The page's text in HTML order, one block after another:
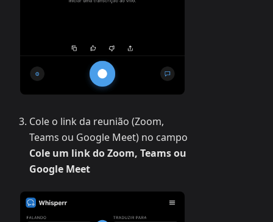
Cole o link da reunião (Zoom,
Teams ou Google Meet) no campo
Cole um link do Zoom, Teams ou
Google Meet